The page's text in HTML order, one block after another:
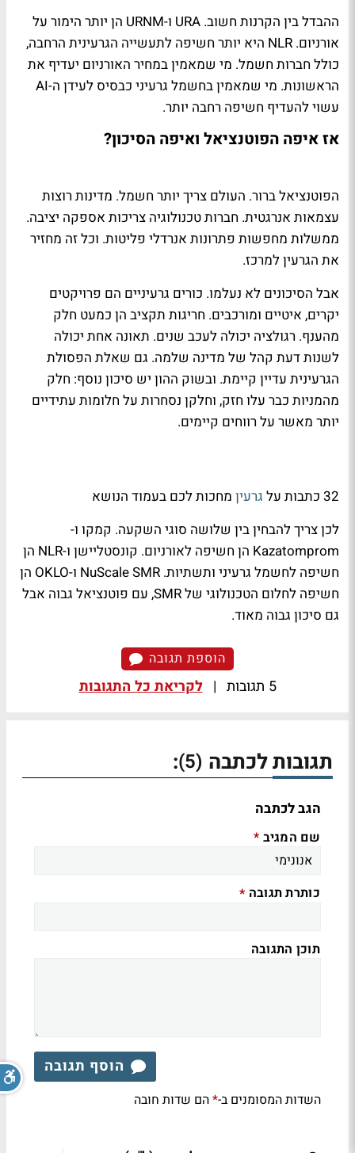
ההבדל בין הקרנות חשוב. URA ו-URNM הן יותר הימור על
אורניום. NLR היא יותר חשיפה לתעשייה הגרעינית הרחבה,
כולל חברות חשמל. מי שמאמין במחיר האורניום יעדיף את
הראשונות. מי שמאמין בחשמל גרעיני כבסיס לעידן ה-AI
עשוי להעדיף חשיפה רחבה יותר.
אז איפה הפוטנציאל ואיפה הסיכון?
הפוטנציאל ברור. העולם צריך יותר חשמל. מדינות רוצות
עצמאות אנרגטית. חברות טכנולוגיה צריכות אספקה יציבה.
ממשלות מחפשות פתרונות אנרדלי פליטות. וכל זה מחזיר
את הגרעין למרכז.
אבל הסיכונים לא נעלמו. כורים גרעיניים הם פרויקטים
יקרים, איטיים ומורכבים. חריגות תקציב הן כמעט חלק
מהענף. רגולציה יכולה לעכב שנים. תאונה אחת יכולה
לשנות דעת קהל של מדינה שלמה. גם שאלת הפסולת
הגרעינית עדיין קיימת. ובשוק ההון יש סיכון נוסף: חלק
מהמניות כבר עלו חזק, וחלקן נסחרות על חלומות עתידיים
יותר מאשר על רווחים קיימים.
32 כתבות על גרעין מחכות לכם בעמוד הנושא
לכן צריך להבחין בין שלושה סוגי השקעה. קמקו ו-
Kazatomprom הן חשיפה לאורניום. קונסטליישן ו-NLR הן
חשיפה לחשמל גרעיני ותשתיות. NuScale SMR ו-OKLO הן
חשיפה לחלום הטכנולוגי של SMR, עם פוטנציאל גבוה אבל
גם סיכון גבוה מאוד.
הוספת תגובה
5 תגובות | לקריאת כל התגובות
תגובות לכתבה (5)
:
הגב לכתבה
שם המגיב *
כותרת תגובה *
תוכן התגובה
הוסף תגובה
השדות המסומנים ב-*הם שדות חובה